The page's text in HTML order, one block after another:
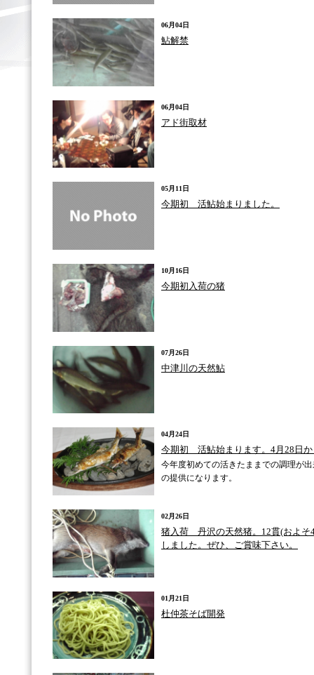
06月04日
鮎解禁
06月04日
アド街取材
05月11日
今期初 活鮎始まりました。
10月16日
今期初入荷の猪
07月26日
中津川の天然鮎
04月24日
今期初 活鮎始まります。4月28日か
今年度初めての活きたままでの調理が
の提供になります。
02月26日
猪入荷 丹沢の天然猪。12貫(およそ
しました。ぜひ、ご賞味下さい。
01月21日
杜仲茶そば開発